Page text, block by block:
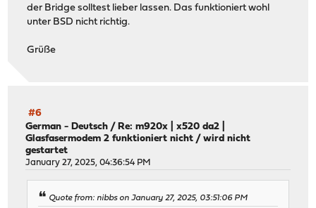
der Bridge solltest lieber lassen. Das funktioniert wohl
unter BSD nicht richtig.
Grüße
#6
German - Deutsch /Re: m920x | x520 da2 |
Glasfasermodem 2 funktioniert nicht / wird nicht
gestartet
January 27, 2025, 04:36:54 PM
Quote from: nibbs on January 27, 2025, 03:51:06 PM